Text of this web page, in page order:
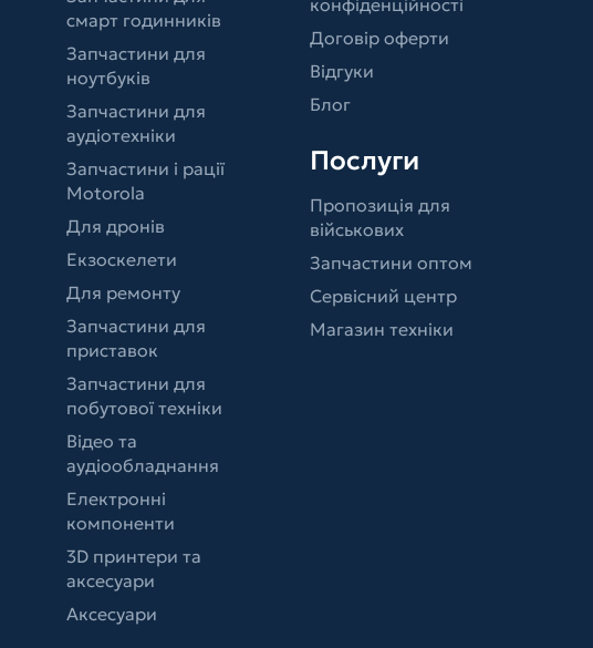
смарт годинників
Запчастини для
ноутбуків
Запчастини для
аудіотехніки
Запчастини і рації
Motorola
Для дронів
Екзоскелети
Для ремонту
Запчастини для
приставок
Запчастини для
побутової техніки
Відео та
аудіообладнання
Електронні
компоненти
3D принтери та
аксесуари
Аксесуари
конфіденційності
Договір оферти
Відгуки
Блог
Послуги
Пропозиція для
військових
Запчастини оптом
Сервісний центр
Магазин техніки